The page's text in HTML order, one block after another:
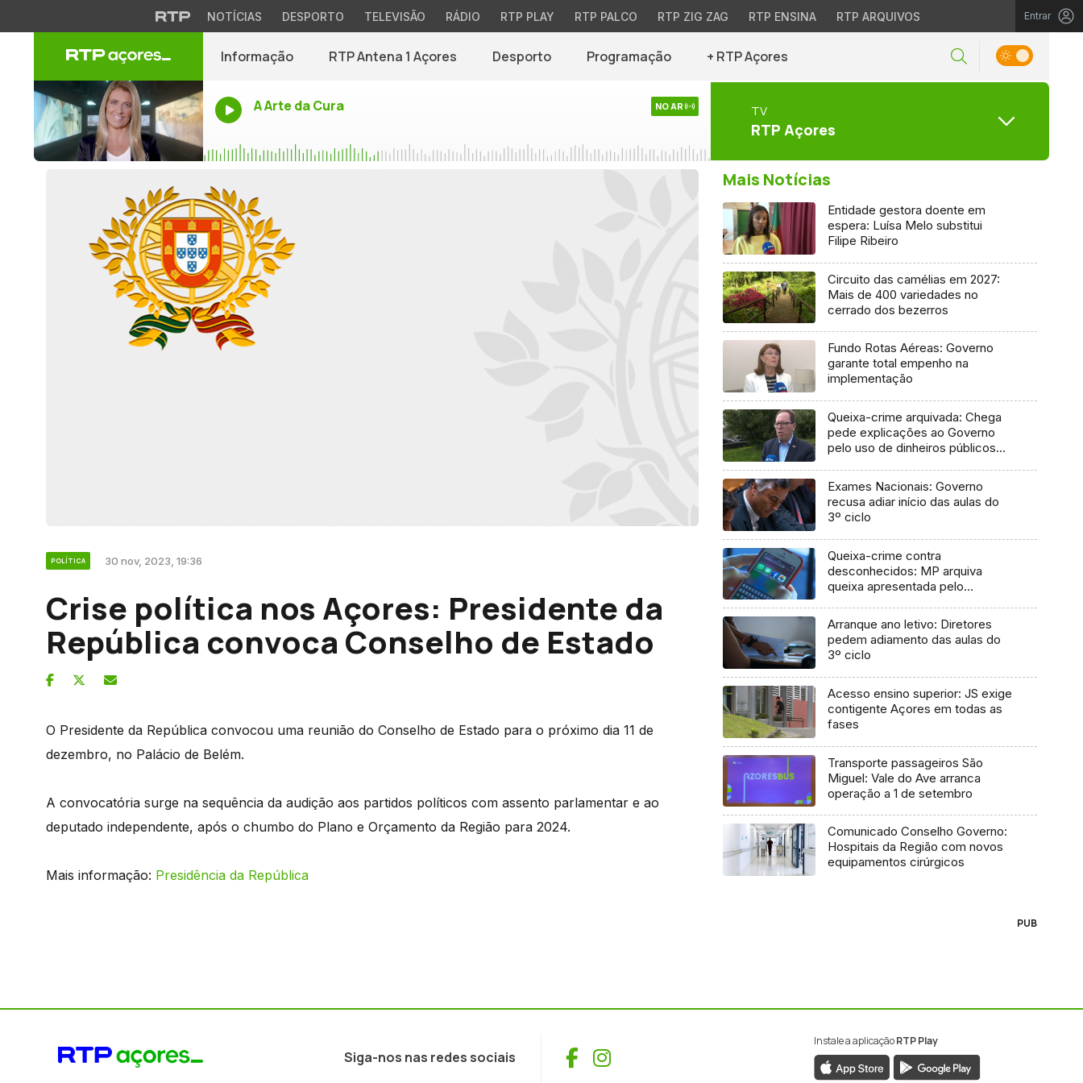
NOTÍCIAS DESPORTO TELEVISÃO RÁDIO RTP PLAY RTP PALCO RTP ZIG ZAG RTP ENSINA RTP ARQUIVOS Entrar
Informação RTP Antena 1 Açores Desporto Programação + RTP Açores
A Arte da Cura NO AR TV
RTP Açores
POLÍTICA 30 nov, 2023, 19:36
Crise política nos Açores: Presidente da
República convoca Conselho de Estado
O Presidente da República convocou uma reunião do Conselho de Estado para o próximo dia 11 de
dezembro, no Palácio de Belém.
A convocatória surge na sequência da audição aos partidos políticos com assento parlamentar e ao
deputado independente, após o chumbo do Plano e Orçamento da Região para 2024.
Mais informação: Presidência da República
Mais Notícias
Entidade gestora doente em
espera: Luísa Melo substitui
Filipe Ribeiro
Circuito das camélias em 2027:
Mais de 400 variedades no
cerrado dos bezerros
Fundo Rotas Aéreas: Governo
garante total empenho na
implementação
Queixa-crime arquivada: Chega
pede explicações ao Governo
pelo uso de dinheiros públicos
Exames Nacionais: Governo
recusa adiar início das aulas do
3º ciclo
Queixa-crime contra
desconhecidos: MP arquiva
queixa apresentada pelo
Arranque ano letivo: Diretores
pedem adiamento das aulas do
3º ciclo
Acesso ensino superior: JS exige
contigente Açores em todas as
fases
Transporte passageiros São
Miguel: Vale do Ave arranca
operação a 1 de setembro
Comunicado Conselho Governo:
Hospitais da Região com novos
equipamentos cirúrgicos
PUB
Siga-nos nas redes sociais Facebook
Instagram
Instale a aplicaçãoRTP Play